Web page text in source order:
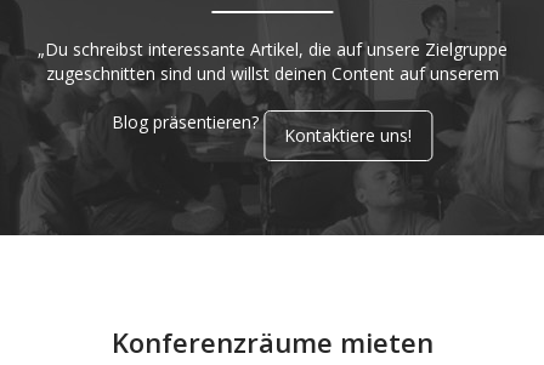
„Du schreibst interessante Artikel, die auf unsere Zielgruppe
zugeschnitten sind und willst deinen Content auf unserem
Blog präsentieren?
Kontaktiere uns!
Konferenzräume mieten